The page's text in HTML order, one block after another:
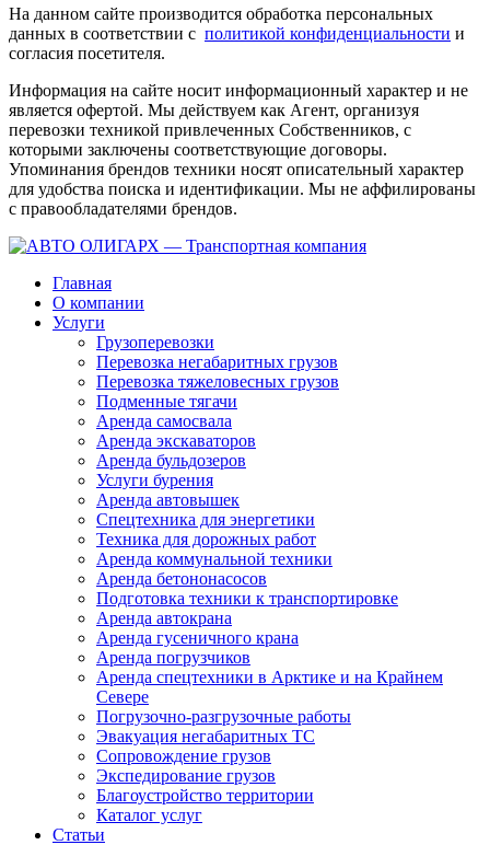
На данном сайте производится обработка персональных
данных в соответствии с политикой конфиденциальности и
согласия посетителя.
Информация на сайте носит информационный характер и не
является офертой. Мы действуем как Агент, организуя
перевозки техникой привлеченных Собственников, с
которыми заключены соответствующие договоры.
Упоминания брендов техники носят описательный характер
для удобства поиска и идентификации. Мы не аффилированы
с правообладателями брендов.
Главная
О компании
Услуги
Грузоперевозки
Перевозка негабаритных грузов
Перевозка тяжеловесных грузов
Подменные тягачи
Аренда самосвала
Аренда экскаваторов
Аренда бульдозеров
Услуги бурения
Аренда автовышек
Спецтехника для энергетики
Техника для дорожных работ
Аренда коммунальной техники
Аренда бетононасосов
Подготовка техники к транспортировке
Аренда автокрана
Аренда гусеничного крана
Аренда погрузчиков
Аренда спецтехники в Арктике и на Крайнем
Севере
Погрузочно-разгрузочные работы
Эвакуация негабаритных ТС
Сопровождение грузов
Экспедирование грузов
Благоустройство территории
Каталог услуг
Статьи